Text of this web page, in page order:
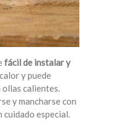
fácil de instalar y
y puede
ollas calientes.
y mancharse con
cuidado especial.